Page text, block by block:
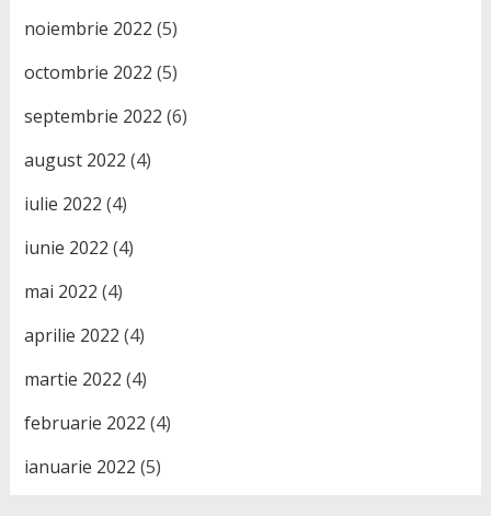
noiembrie 2022 (5)
octombrie 2022 (5)
septembrie 2022 (6)
august 2022 (4)
iulie 2022 (4)
iunie 2022 (4)
mai 2022 (4)
aprilie 2022 (4)
martie 2022 (4)
februarie 2022 (4)
ianuarie 2022 (5)